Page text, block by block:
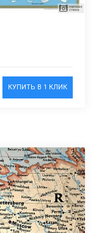
КУПИТЬ В 1 КЛИК